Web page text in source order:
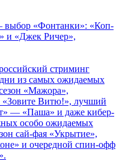
выбор «Фонтанки»: «Коп-
и «Джек Ричер»,
стриминг
из самых ожидаемых
«Мажора»,
Витю!», лучший
— «Паша» и даже кибер-
особо ожидаемых
сай-фая «Укрытие»,
и очередной спин-офф